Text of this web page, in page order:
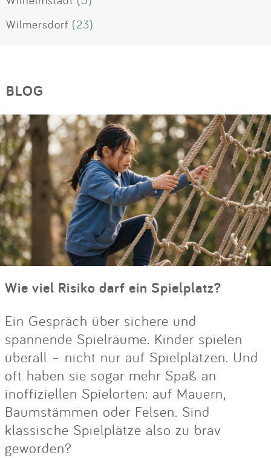
Wilmersdorf (23)
BLOG
Wie viel Risiko darf ein Spielplatz?
Ein Gespräch über sichere und
spannende Spielräume. Kinder spielen
überall – nicht nur auf Spielplätzen. Und
oft haben sie sogar mehr Spaß an
inoffiziellen Spielorten: auf Mauern,
Baumstämmen oder Felsen. Sind
klassische Spielplätze also zu brav
geworden?